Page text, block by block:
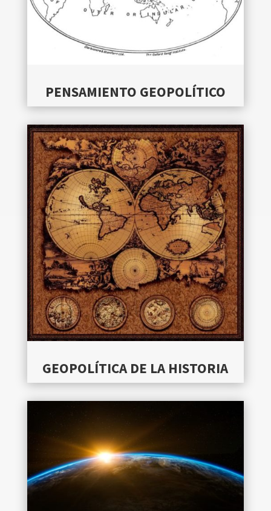
PENSAMIENTO GEOPOLÍTICO
GEOPOLÍTICA DE LA HISTORIA